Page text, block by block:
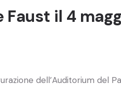
il 4
dell’Auditorium del